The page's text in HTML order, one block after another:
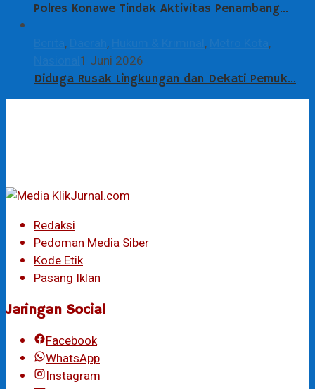
Polres Konawe Tindak Aktivitas Penambang…
, , ,
,
1 Juni 2026
Diduga Rusak Lingkungan dan Dekati Pemuk…
Redaksi
Pedoman Media Siber
Kode Etik
Pasang Iklan
Jaringan Social
Facebook
WhatsApp
Instagram